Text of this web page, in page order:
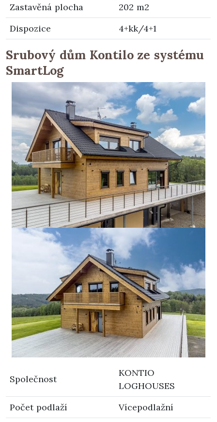
Zastavěná plocha
202 m2
Dispozice
4+kk/4+1
Srubový dům Kontilo ze systému
SmartLog
Společnost
KONTIO
LOGHOUSES
Počet podlaží
Vícepodlažní